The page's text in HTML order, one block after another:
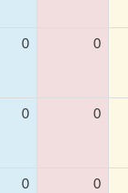
0 0
0 0
0 0